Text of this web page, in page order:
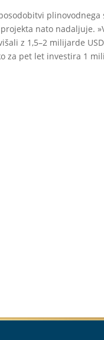
nato nadaljuje.
z 1,5–2 milijarde
za pet let investira 1